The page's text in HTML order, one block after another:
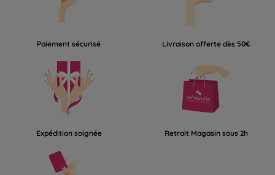
Paiement sécurisé Livraison offerte dès 50€
Expédition soignée Retrait Magasin sous 2h